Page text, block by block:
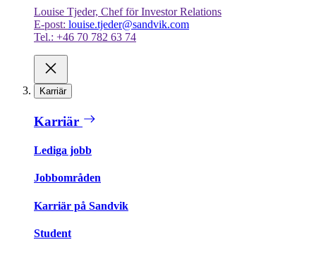
Louise Tjeder, Chef för Investor Relations
E-post: louise.tjeder@sandvik.com
Tel.: +46 70 782 63 74
Karriär
Karriär
Lediga jobb
Jobbområden
Karriär på Sandvik
Student